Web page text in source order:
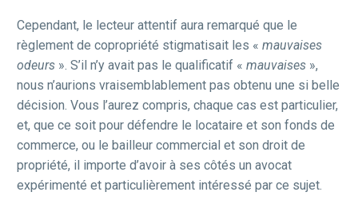
Cependant, le lecteur attentif aura remarqué que le
règlement de copropriété stigmatisait les « mauvaises
odeurs ». S’il n’y avait pas le qualificatif « mauvaises »,
nous n’aurions vraisemblablement pas obtenu une si belle
décision. Vous l’aurez compris, chaque cas est particulier,
et, que ce soit pour défendre le locataire et son fonds de
commerce, ou le bailleur commercial et son droit de
propriété, il importe d’avoir à ses côtés un avocat
expérimenté et particulièrement intéressé par ce sujet.